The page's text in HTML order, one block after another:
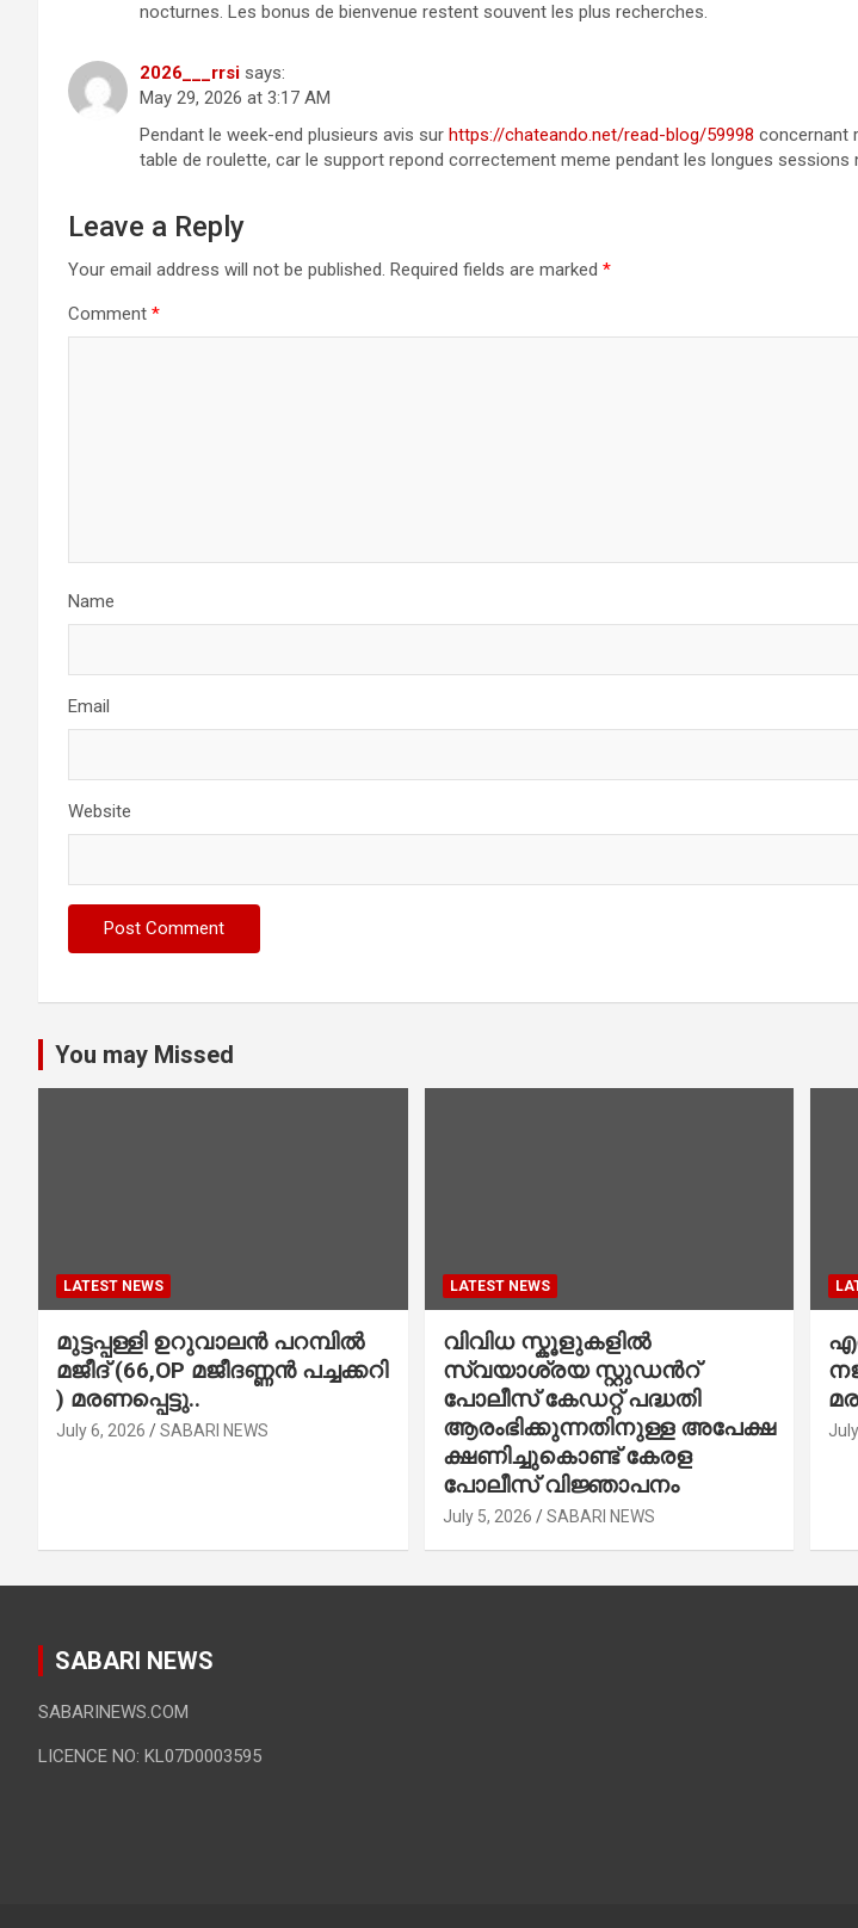
nocturnes. Les bonus de bienvenue restent souvent les plus recherches.
2026___rrsi says:
May 29, 2026 at 3:17 AM
Pendant le week-end plusieurs avis sur https://chateando.net/read-blog/59998 concernant
table de roulette, car le support repond correctement meme pendant les longues sessions
Leave a Reply
Your email address will not be published. Required fields are marked *
Comment *
Name
Email
Website
You may Missed
LATEST NEWS
മുട്ടപ്പള്ളി ഉറുവാലൻ പറമ്പിൽ
മജീദ് (66,OP മജീദണ്ണൻ പച്ചക്കറി
) മരണപ്പെട്ടു..
July 6, 2026 SABARI NEWS
LATEST NEWS
വിവിധ സ്കൂളുകളില്‍
സ്വയാശ്രയ സ്റ്റുഡന്‍റ്
പോലീസ് കേഡറ്റ് പദ്ധതി
ആരംഭിക്കുന്നതിനുള്ള അപേക്ഷ
ക്ഷണിച്ചുകൊണ്ട് കേരള
പോലീസ് വിജ്ഞാപനം
July 5, 2026 SABARI NEWS
SABARI NEWS
SABARINEWS.COM
LICENCE NO: KL07D0003595